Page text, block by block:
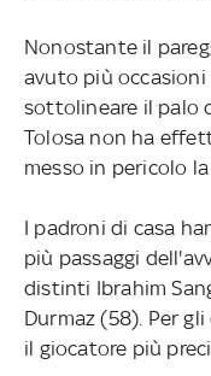
Nonostante il
avuto più
sottolineare il palo
Tolosa non ha
messo in pericolo
I padroni di casa
più passaggi
distinti Ibrahim
Durmaz (58). Per
il giocatore più